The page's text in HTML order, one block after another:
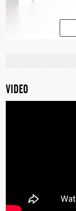
135°, chân đế
góc nhìn của
VIDEO